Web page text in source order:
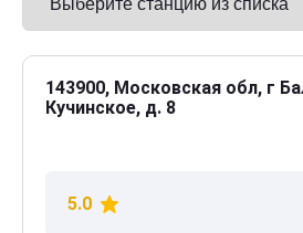
143900, Московская обл, г
Кучинское, д. 8
5.0